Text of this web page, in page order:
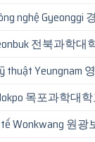
nghệ
전북과학대
thuật Yeungnam
목포과학대
tế Wonkwang 원